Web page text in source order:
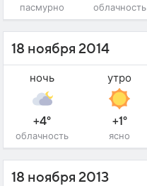
пасмурно облачность
18 ноября 2014
ночь
+4°
облачность
утро
+1°
ясно
18 ноября 2013